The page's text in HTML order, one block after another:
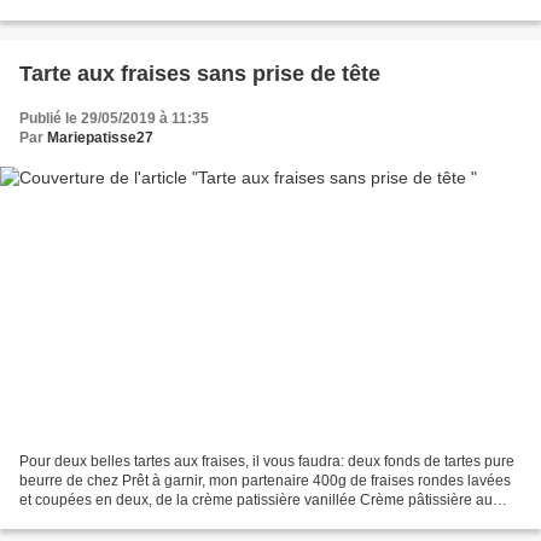
Tarte aux fraises sans prise de tête
Publié le 29/05/2019 à 11:35
Par Mariepatisse27
Pour deux belles tartes aux fraises, il vous faudra: deux fonds de tartes pure
beurre de chez Prêt à garnir, mon partenaire 400g de fraises rondes lavées
et coupées en deux, de la crème patissière vanillée Crème pâtissière au